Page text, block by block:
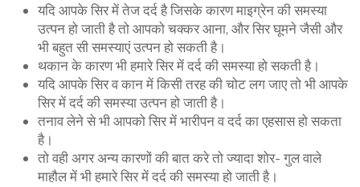
यदि आपके सिर में तेज दर्द है जिसके कारण माइग्रेन की समस्या
उत्पन हो जाती है तो आपको चक्कर आना, और सिर घूमने जैसी और
भी बहुत सी समस्याएं उत्पन हो सकती है।
थकान के कारण भी हमारे सिर में दर्द की समस्या हो सकती है।
यदि आपके सिर व कान में किसी तरह की चोट लग जाए तो भी आपके
सिर में दर्द की समस्या उत्पन हो जाती है।
तनाव लेने से भी आपको सिर में भारीपन व दर्द का एहसास हो सकता
है।
तो वही अगर अन्य कारणों की बात करे तो ज्यादा शोर- गुल वाले
माहौल में भी हमारे सिर में दर्द की समस्या हो जाती है।